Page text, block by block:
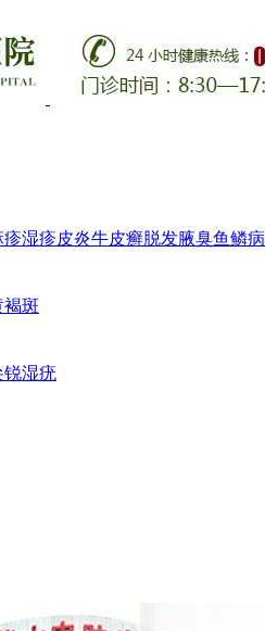
疹湿疹皮炎牛皮癣脱发腋臭鱼鳞病
褐斑
锐湿疣